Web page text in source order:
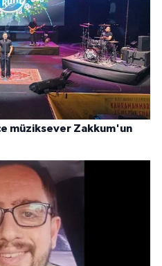
müziksever Zakkum'un